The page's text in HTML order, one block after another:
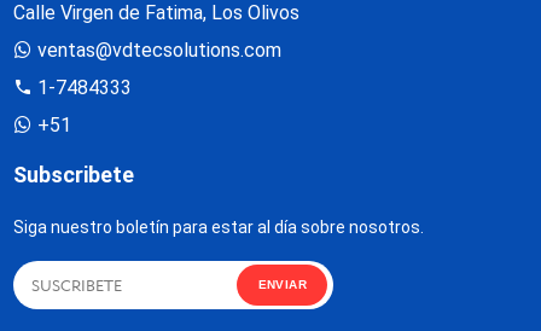
Calle Virgen de Fatima, Los Olivos
ventas@vdtecsolutions.com
1-7484333
+51
Subscribete
Siga nuestro boletín para estar al día sobre nosotros.